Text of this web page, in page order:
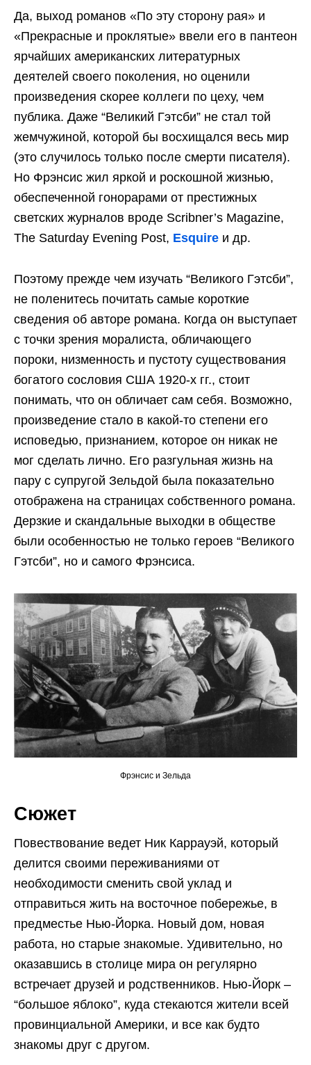
Да, выход романов «По эту сторону рая» и
«Прекрасные и проклятые» ввели его в пантеон
ярчайших американских литературных
деятелей своего поколения, но оценили
произведения скорее коллеги по цеху, чем
публика. Даже “Великий Гэтсби” не стал той
жемчужиной, которой бы восхищался весь мир
(это случилось только после смерти писателя).
Но Фрэнсис жил яркой и роскошной жизнью,
обеспеченной гонорарами от престижных
светских журналов вроде Scribner’s Magazine,
The Saturday Evening Post, Esquire и др.
Поэтому прежде чем изучать “Великого Гэтсби”,
не поленитесь почитать самые короткие
сведения об авторе романа. Когда он выступает
с точки зрения моралиста, обличающего
пороки, низменность и пустоту существования
богатого сословия США 1920-х гг., стоит
понимать, что он обличает сам себя. Возможно,
произведение стало в какой-то степени его
исповедью, признанием, которое он никак не
мог сделать лично. Его разгульная жизнь на
пару с супругой Зельдой была показательно
отображена на страницах собственного романа.
Дерзкие и скандальные выходки в обществе
были особенностью не только героев “Великого
Гэтсби”, но и самого Фрэнсиса.
Фрэнсис и Зельда
Сюжет
Повествование ведет Ник Каррауэй, который
делится своими переживаниями от
необходимости сменить свой уклад и
отправиться жить на восточное побережье, в
предместье Нью-Йорка. Новый дом, новая
работа, но старые знакомые. Удивительно, но
оказавшись в столице мира он регулярно
встречает друзей и родственников. Нью-Йорк –
“большое яблоко”, куда стекаются жители всей
провинциальной Америки, и все как будто
знакомы друг с другом.